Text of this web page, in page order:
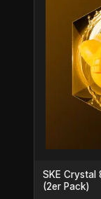
SKE Crystal
(2er Pack)